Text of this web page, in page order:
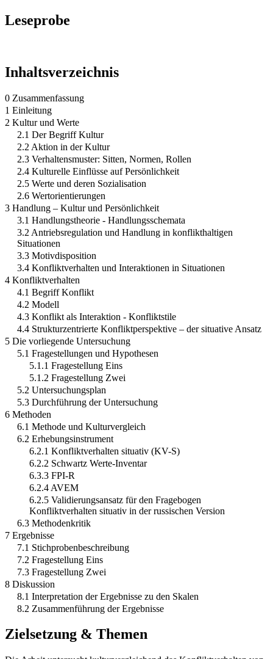
Leseprobe
Inhaltsverzeichnis
0 Zusammenfassung
1 Einleitung
2 Kultur und Werte
2.1 Der Begriff Kultur
2.2 Aktion in der Kultur
2.3 Verhaltensmuster: Sitten, Normen, Rollen
2.4 Kulturelle Einflüsse auf Persönlichkeit
2.5 Werte und deren Sozialisation
2.6 Wertorientierungen
3 Handlung – Kultur und Persönlichkeit
3.1 Handlungstheorie - Handlungsschemata
3.2 Antriebsregulation und Handlung in konflikthaltigen
Situationen
3.3 Motivdisposition
3.4 Konfliktverhalten und Interaktionen in Situationen
4 Konfliktverhalten
4.1 Begriff Konflikt
4.2 Modell
4.3 Konflikt als Interaktion - Konfliktstile
4.4 Strukturzentrierte Konfliktperspektive – der situative Ansatz
5 Die vorliegende Untersuchung
5.1 Fragestellungen und Hypothesen
5.1.1 Fragestellung Eins
5.1.2 Fragestellung Zwei
5.2 Untersuchungsplan
5.3 Durchführung der Untersuchung
6 Methoden
6.1 Methode und Kulturvergleich
6.2 Erhebungsinstrument
6.2.1 Konfliktverhalten situativ (KV-S)
6.2.2 Schwartz Werte-Inventar
6.3.3 FPI-R
6.2.4 AVEM
6.2.5 Validierungsansatz für den Fragebogen
Konfliktverhalten situativ in der russischen Version
6.3 Methodenkritik
7 Ergebnisse
7.1 Stichprobenbeschreibung
7.2 Fragestellung Eins
7.3 Fragestellung Zwei
8 Diskussion
8.1 Interpretation der Ergebnisse zu den Skalen
8.2 Zusammenführung der Ergebnisse
Zielsetzung & Themen